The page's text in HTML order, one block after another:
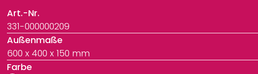
Art.-Nr.
331-000000209
Außenmaße
600 x 400 x 150 mm
Farbe